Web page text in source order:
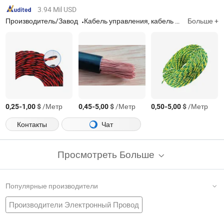
3.94 Mil USD
Производитель/Завод
Кабель управления, кабель с изоляцией из сшитого полиэтилена, резиновый кабель, ПВХ-кабель, электрический провод Больше +
0,25-1,00$/Метр 0,45-5,00$/Метр 0,50-5,00$/Метр
Контакты
Чат
Просмотреть Больше
Популярные производители
Производители Электронный Провод